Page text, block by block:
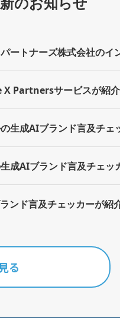
ートナーズ株式会社のイ
Partnersサービスが紹介
生成AIブランド言及チェ
成AIブランド言及チェッ
ンド言及チェッカーが紹
る